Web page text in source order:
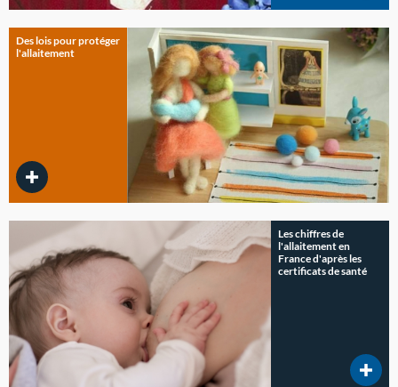
Des lois pour protéger
l'allaitement
Les chiffres de
l'allaitement en
France d'après les
certificats de santé